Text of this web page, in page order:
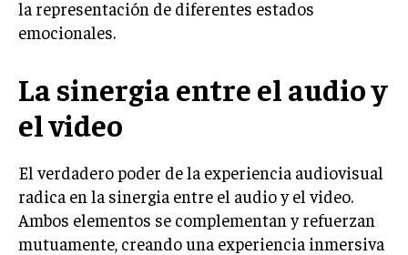
la representación de diferentes estados
emocionales.
La sinergia entre el audio y
el video
El verdadero poder de la experiencia audiovisual
radica en la sinergia entre el audio y el video.
Ambos elementos se complementan y refuerzan
mutuamente, creando una experiencia inmersiva